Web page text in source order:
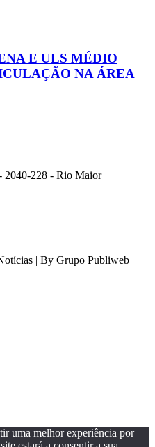
E ULS MÉDIO
NA ÁREA
2040-228 - Rio Maior
| By Grupo Publiweb
uma melhor experiência por